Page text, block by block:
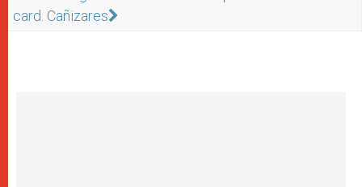
card. Cañizares